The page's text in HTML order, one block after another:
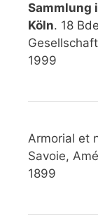
Sammlung
Köln. 18
1999
Armorial et
Savoie,
1899